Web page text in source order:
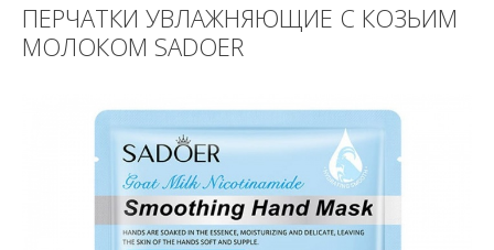
ПЕРЧАТКИ УВЛАЖНЯЮЩИЕ С КОЗЬИМ
МОЛОКОМ SADOER